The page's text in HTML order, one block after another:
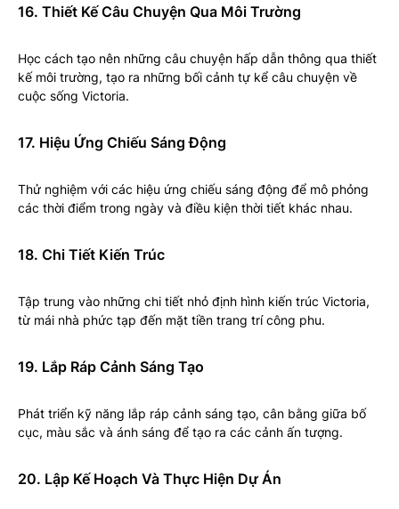
16. Thiết Kế Câu Chuyện Qua Môi Trường
Học cách tạo nên những câu chuyện hấp dẫn thông qua thiết
kế môi trường, tạo ra những bối cảnh tự kể câu chuyện về
cuộc sống Victoria.
17. Hiệu Ứng Chiếu Sáng Động
Thử nghiệm với các hiệu ứng chiếu sáng động để mô phỏng
các thời điểm trong ngày và điều kiện thời tiết khác nhau.
18. Chi Tiết Kiến Trúc
Tập trung vào những chi tiết nhỏ định hình kiến trúc Victoria,
từ mái nhà phức tạp đến mặt tiền trang trí công phu.
19. Lắp Ráp Cảnh Sáng Tạo
Phát triển kỹ năng lắp ráp cảnh sáng tạo, cân bằng giữa bố
cục, màu sắc và ánh sáng để tạo ra các cảnh ấn tượng.
20. Lập Kế Hoạch Và Thực Hiện Dự Án